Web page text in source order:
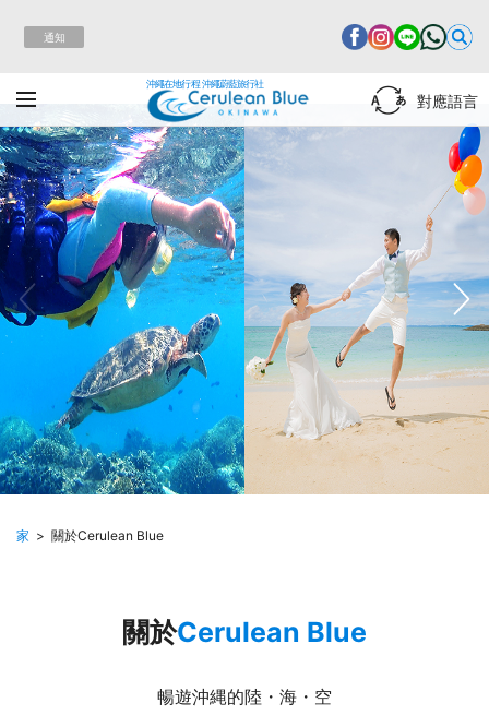
通知
沖繩在地行程 沖繩蔚藍旅行社
對應語言
家 關於Cerulean Blue
關於Cerulean Blue
暢遊沖縄的陸・海・空